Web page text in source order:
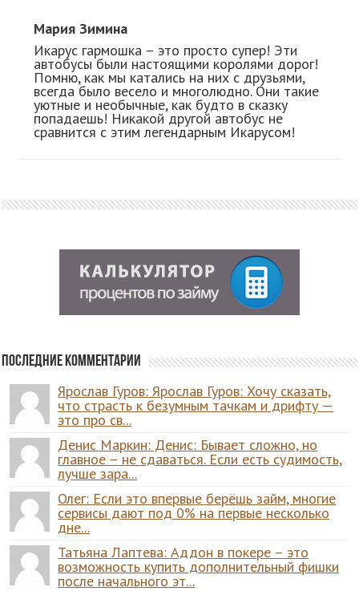
Мария Зимина
Икарус гармошка – это просто супер! Эти
автобусы были настоящими королями дорог!
Помню, как мы катались на них с друзьями,
всегда было весело и многолюдно. Они такие
уютные и необычные, как будто в сказку
попадаешь! Никакой другой автобус не
сравнится с этим легендарным Икарусом!
Последние комментарии
Ярослав Гуров: Ярослав Гуров: Хочу сказать,
что страсть к безумным тачкам и дрифту —
это про св...
Денис Маркин: Денис: Бывает сложно, но
главное – не сдаваться. Если есть судимость,
лучше зара...
Олег: Если это впервые берёшь займ, многие
сервисы дают под 0% на первые несколько
дне...
Татьяна Лаптева: Аддон в покере – это
возможность купить дополнительный фишки
после начального эт...